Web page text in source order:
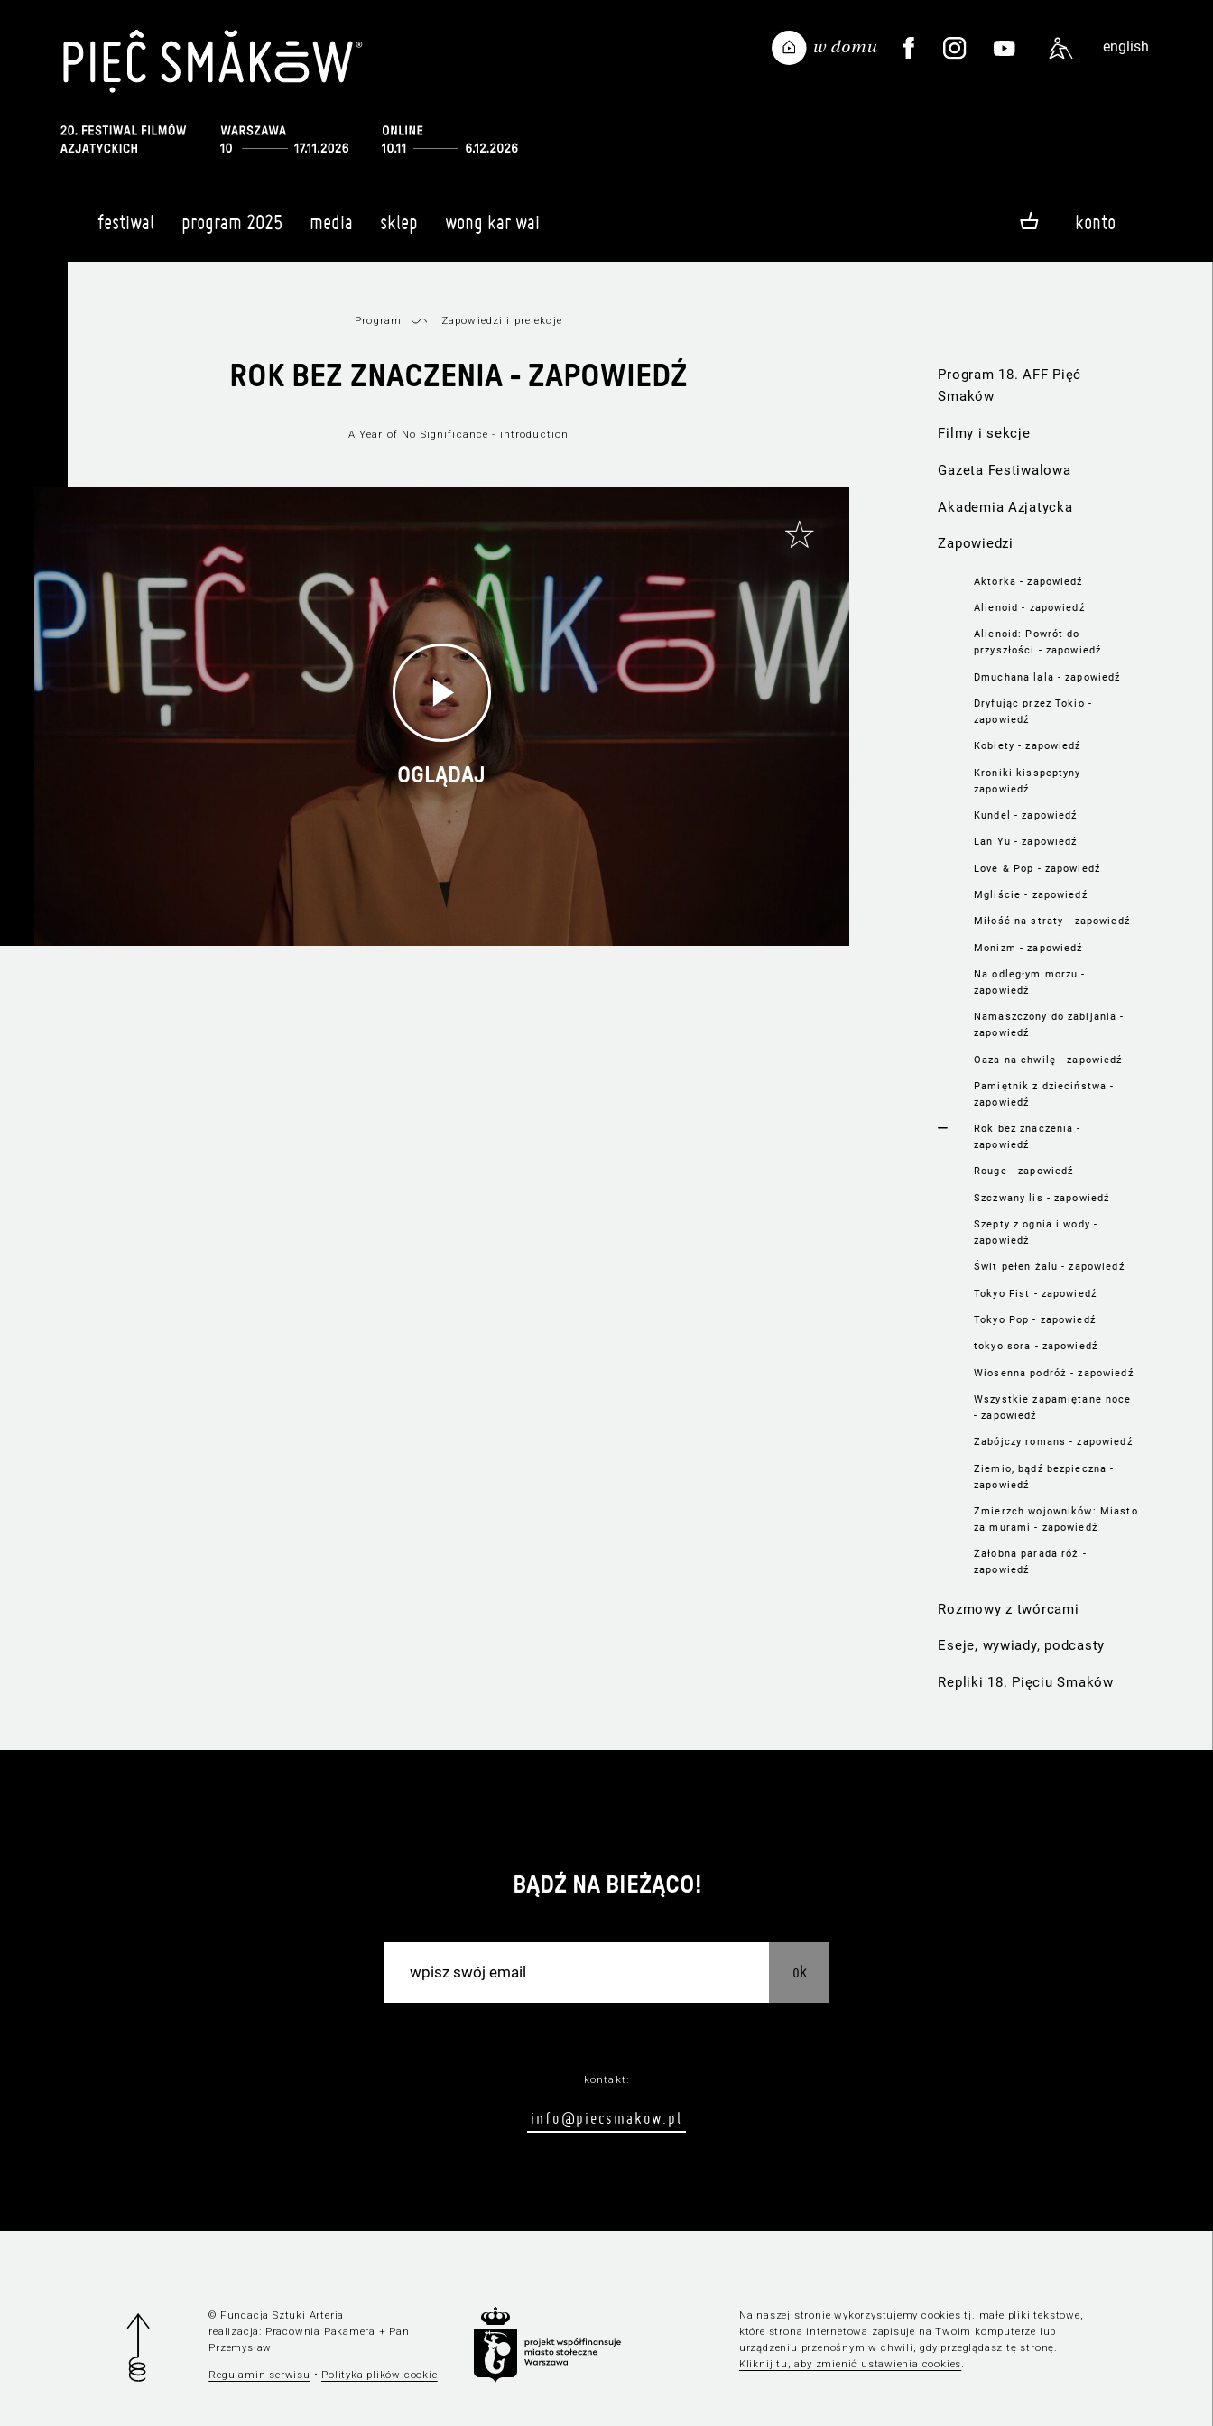
english
festiwal program 2025 media sklep wong kar wai konto
Program 18. AFF Pięć
Smaków
Filmy i sekcje
Gazeta Festiwalowa
Akademia Azjatycka
Zapowiedzi
Aktorka - zapowiedź
Alienoid - zapowiedź
Alienoid: Powrót do
przyszłości - zapowiedź
Dmuchana lala - zapowiedź
Dryfując przez Tokio -
zapowiedź
Kobiety - zapowiedź
Kroniki kisspeptyny -
zapowiedź
Kundel - zapowiedź
Lan Yu - zapowiedź
Love & Pop - zapowiedź
Mgliście - zapowiedź
Miłość na straty - zapowiedź
Monizm - zapowiedź
Na odległym morzu -
zapowiedź
Namaszczony do zabijania -
zapowiedź
Oaza na chwilę - zapowiedź
Pamiętnik z dzieciństwa -
zapowiedź
Rok bez znaczenia -
zapowiedź
Rouge - zapowiedź
Szczwany lis - zapowiedź
Szepty z ognia i wody -
zapowiedź
Świt pełen żalu - zapowiedź
Tokyo Fist - zapowiedź
Tokyo Pop - zapowiedź
tokyo.sora - zapowiedź
Wiosenna podróż - zapowiedź
Wszystkie zapamiętane noce
- zapowiedź
Zabójczy romans - zapowiedź
Ziemio, bądź bezpieczna -
zapowiedź
Zmierzch wojowników: Miasto
za murami - zapowiedź
Żałobna parada róż -
zapowiedź
Rozmowy z twórcami
Eseje, wywiady, podcasty
Repliki 18. Pięciu Smaków
Program Zapowiedzi i prelekcje
ROK BEZ ZNACZENIA - ZAPOWIEDŹ
A Year of No Significance - introduction
OGLĄDAJ
BĄDŹ NA BIEŻĄCO!
ok
kontakt:
info@piecsmakow.pl
© Fundacja Sztuki Arteria
realizacja: Pracownia Pakamera + Pan
Przemysław
Regulamin serwisu • Polityka plików cookie
Na naszej stronie wykorzystujemy cookies tj. małe pliki tekstowe,
które strona internetowa zapisuje na Twoim komputerze lub
urządzeniu przenośnym w chwili, gdy przeglądasz tę stronę.
Kliknij tu, aby zmienić ustawienia cookies.